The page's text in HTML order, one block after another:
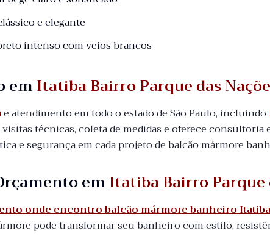
e elegante
intenso com veios brancos
emItatiba Bairro Parque das
e atendimento em todo o estado de São Paulo, incluindo
técnicas, coleta de medidas e oferece consultoria
e segurança em cada projeto de balcão mármore
emItatiba Bairro Parque
onde encontro balcão mármore banheiro
pode transformar seu banheiro com estilo,